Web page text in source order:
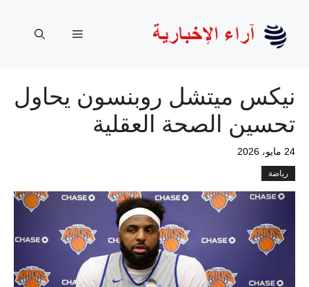
المحتوى
القائمة
نيكس ميتشل روبنسون يحاول
تحسين الصحة العقلية
24 مايو، 2026
رياضة